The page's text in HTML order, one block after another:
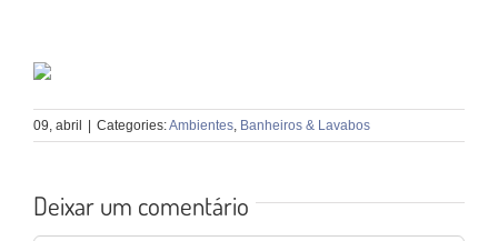
09, abril Categories:Ambientes, Banheiros & Lavabos
Deixar um comentário